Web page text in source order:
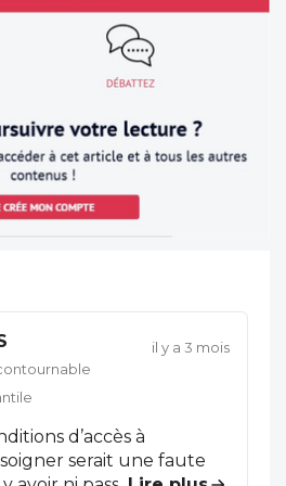
il y a 3 mois
d’accès à
soigner serait une faute